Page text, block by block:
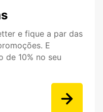
e fique a par das
E
de 10% no seu